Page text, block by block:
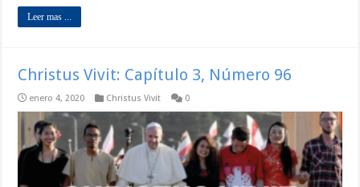
Leer mas ...
Christus Vivit: Capítulo 3, Número 96
enero 4, 2020 Christus Vivit 0